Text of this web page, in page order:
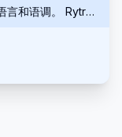
言和语调。 Rytr